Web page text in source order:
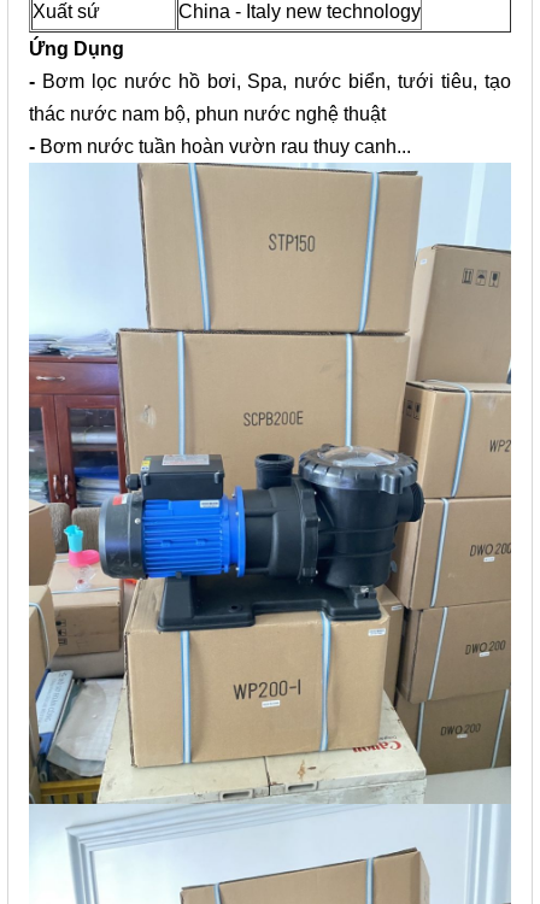
Xuất sứ
China - Italy new technology
Ứng Dụng
- Bơm lọc nước hồ bơi, Spa, nước biển, tưới tiêu, tạo
thác nước nam bộ, phun nước nghệ thuật
- Bơm nước tuần hoàn vườn rau thuy canh...